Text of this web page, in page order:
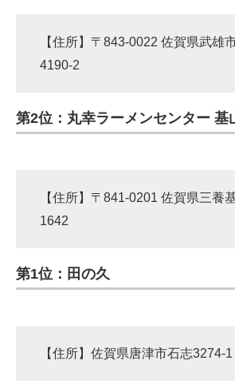
【住所】〒843-0022 佐賀県武雄
4190-2
第2位：丸幸ラーメンセンター 基
【住所】〒841-0201 佐賀県三養
1642
第1位：田の久
【住所】佐賀県唐津市石志3274-1